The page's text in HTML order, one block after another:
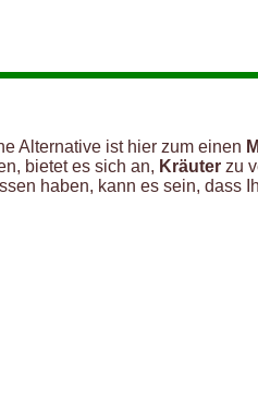
Alternative ist hier zum einen
bietet es sich an, Kräuter zu
haben, kann es sein, dass